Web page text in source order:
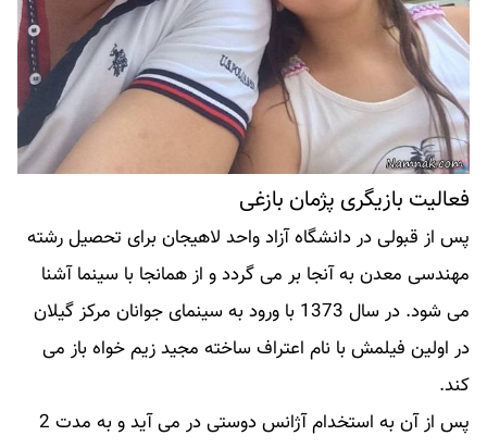
فعالیت بازیگری پژمان بازغی
پس از قبولی در دانشگاه آزاد واحد لاهیجان برای تحصیل رشته
مهندسی معدن به آنجا بر می گردد و از همانجا با سینما آشنا
می شود. در سال 1373 با ورود به سینمای جوانان مرکز گیلان
در اولین فیلمش با نام اعتراف ساخته مجید زیم خواه باز می
کند.
پس از آن به استخدام آژانس دوستی در می آید و به مدت 2